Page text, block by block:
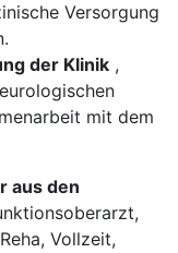
Versorgung
der Klinik ,
mit dem
aus den
Vollzeit,